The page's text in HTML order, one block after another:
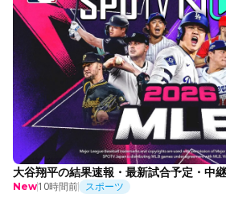
大谷翔平の結果速報・最新試合予定・中
New10時間前 スポーツ